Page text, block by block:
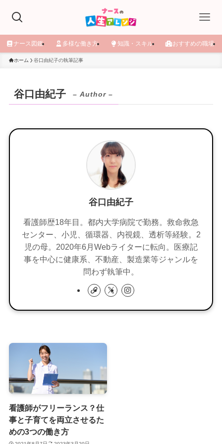
ナース図鑑 多様な働き方 知識・スキル おすすめの職場
ホーム 谷口由紀子の執筆記事
谷口由紀子 – Author –
谷口由紀子
看護師歴18年目。都内大学病院で勤務。救命救急
センター、小児、循環器、内視鏡、透析等経験。2
児の母。2020年6月Webライターに転向。医療記
事を中心に健康系、不動産、製造業等ジャンルを
問わず執筆中。
看護師がフリーランス？仕
事と子育てを両立させるた
めの3つの働き方